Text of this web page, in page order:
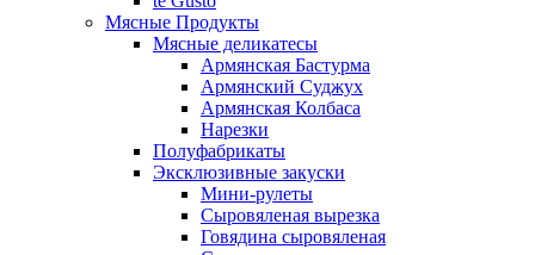
Мясные Продукты
Мясные деликатесы
Армянская Бастурма
Армянский Суджух
Армянская Колбаса
Нарезки
Полуфабрикаты
Эксклюзивные закуски
Мини-рулеты
Сыровяленая вырезка
Говядина сыровяленая